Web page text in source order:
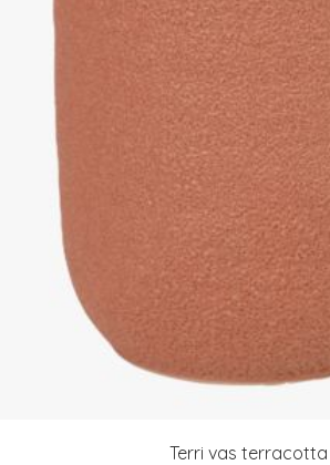
Terri vas terracotta